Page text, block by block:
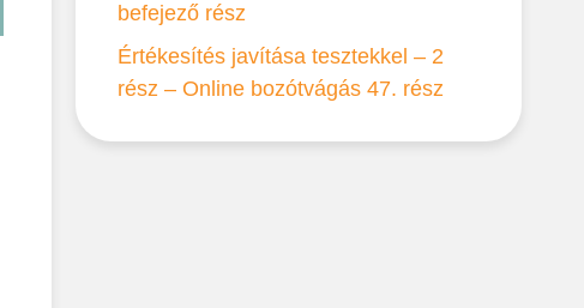
befejező rész
Értékesítés javítása tesztekkel – 2
rész – Online bozótvágás 47. rész